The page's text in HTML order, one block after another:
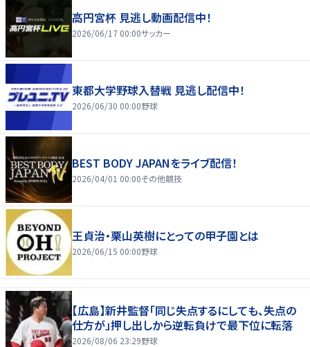
高円宮杯 見逃し動画配信中！
2026/06/17 00:00サッカー
東都大学野球入替戦 見逃し配信中！
2026/06/30 00:00野球
BEST BODY JAPANをライブ配信！
2026/04/01 00:00その他競技
王貞治・栗山英樹にとっての甲子園とは
2026/06/15 00:00野球
【広島】新井監督「同じ失点するにしても、失点の
仕方が」押し出しから逆転負けで最下位に転落
2026/08/06 23:29野球